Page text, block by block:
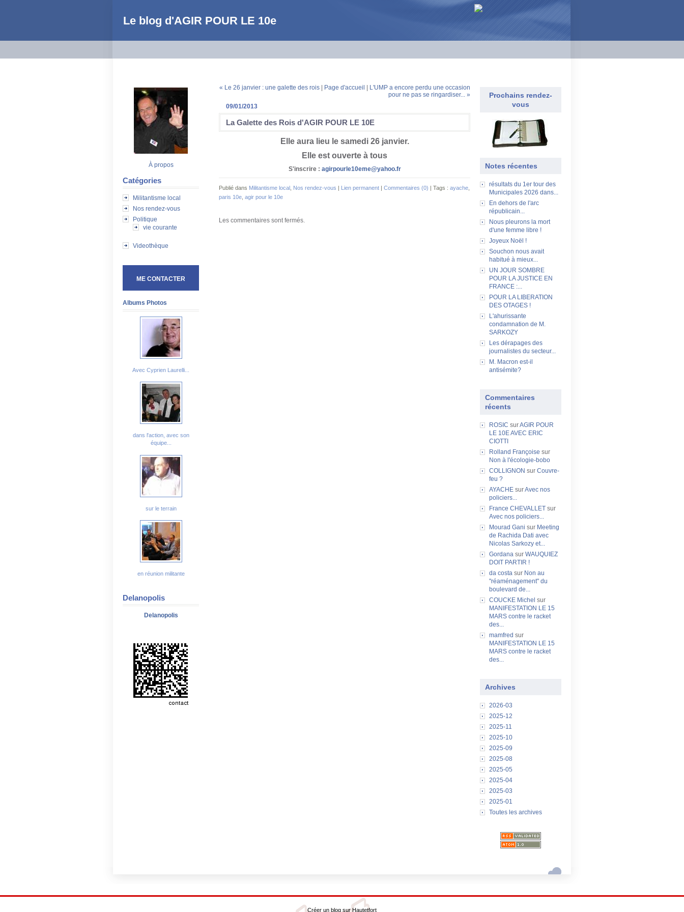
Le blog d'AGIR POUR LE 10e
À propos
Catégories
Militantisme local
Nos rendez-vous
Politique
vie courante
Videothèque
ME CONTACTER
Albums Photos
Avec Cyprien Laurelli...
dans l'action, avec son
équipe...
sur le terrain
en réunion militante
Delanopolis
Delanopolis
Prochains rendez-
vous
Notes récentes
résultats du 1er tour des
Municipales 2026 dans...
En dehors de l'arc
républicain...
Nous pleurons la mort
d'une femme libre !
Joyeux Noël !
Souchon nous avait
habitué à mieux...
UN JOUR SOMBRE
POUR LA JUSTICE EN
FRANCE :...
POUR LA LIBERATION
DES OTAGES !
L'ahurissante
condamnation de M.
SARKOZY
Les dérapages des
journalistes du secteur...
M. Macron est-il
antisémite?
Commentaires
récents
ROSIC surAGIR POUR
LE 10E AVEC ERIC
CIOTTI
Rolland Françoise sur
Non à l'écologie-bobo
COLLIGNON sur Couvre-
feu ?
AYACHE surAvec nos
policiers...
France CHEVALLET sur
Avec nos policiers...
Mourad Gani sur Meeting
de Rachida Dati avec
Nicolas Sarkozy et...
Gordana sur WAUQUIEZ
DOIT PARTIR !
da costa sur Non au
"réaménagement" du
boulevard de...
COUCKE Michel sur
MANIFESTATION LE 15
MARS contre le racket
des...
mamfred sur
MANIFESTATION LE 15
MARS contre le racket
des...
Archives
2026-03
2025-12
2025-11
2025-10
2025-09
2025-08
2025-05
2025-04
2025-03
2025-01
Toutes les archives
« Le 26 janvier : une galette des rois Page d'accueil
L'UMP a encore perdu une occasion
pour ne pas se ringardiser... »
09/01/2013
La Galette des Rois d'AGIR POUR LE 10E
Elle aura lieu le samedi 26 janvier.
Elle est ouverte à tous
S'inscrire : agirpourle10eme@yahoo.fr
Publié dans Militantisme local Nos rendez-vous | Lien permanent | Commentaires (0) | Tags : ayache
paris 10e agir pour le 10e
Les commentaires sont fermés.
Créer un blog surHautetfort